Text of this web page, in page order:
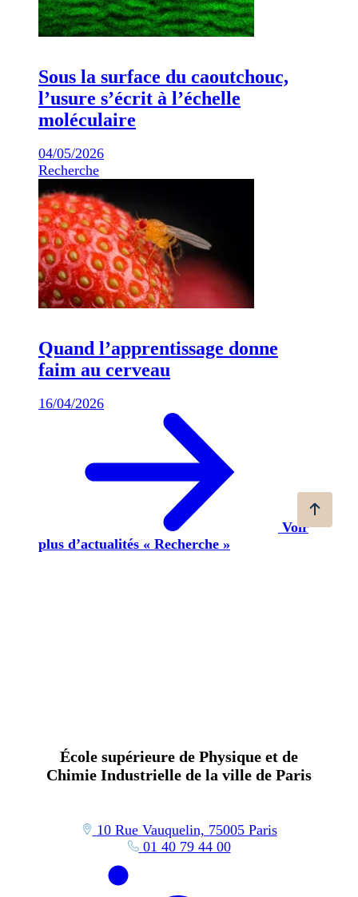
Sous la surface du caoutchouc,
l’usure s’écrit à l’échelle
moléculaire
04/05/2026
Recherche
Quand l’apprentissage donne
faim au cerveau
16/04/2026
Voir
plus d’actualités « Recherche »
École supérieure de Physique et de
Chimie Industrielle de la ville de Paris
10 Rue Vauquelin, 75005 Paris
01 40 79 44 00